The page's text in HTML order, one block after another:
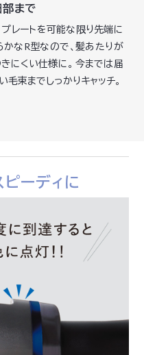
まで
レートを可能な限り先端に
かなR型なので、髪あたりが
にくい仕様に。 今までは届
束までしっかりキャッチ。
ピーディに